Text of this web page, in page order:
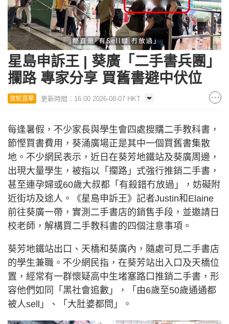
Unmute Loaded:
17.21%
星島申訴王 | 葵廣「二手書兵團」
攔路 專家分享 買舊書避中伏位
放蛇直擊 更新時間：16:00 2026-08-07 HKT
每逢暑假，不少家長與學生會四處搜購二手教科書，
節慳買書費用，葵涌廣場正是其中一個買舊書集散
地。不少網民表示，近日在葵芳地鐵站及葵廣周邊，
出現大量學生，被指以「攔路」式強行推銷二手書，
甚至連孕婦或60歲大叔都「有殺錯冇放過」，妨礙附
近街坊及途人。《星島申訴王》記者Justin和Elaine
前往葵廣一帶，實測二手書店的銷售手段，並邀請日
校老師，解構買二手教科書的四個注意事項。
葵芳地鐵站出口、天橋和葵廣內，隨處可見二手書店
的學生兼職。不少網民指，在葵芳站出入口及天橋位
置，經常有一群懷疑高中生堵塞路口推銷二手書，形
容他們如同「黑社會追數」，「由6歲至50歲通通都
被人sell」、「大肚婆都問」。